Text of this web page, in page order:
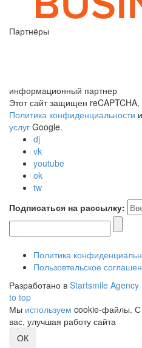
Партнёры
информационный партнер
Этот сайт защищен
Политика конфиденциальности и
услуг Google.
dj
vk
youtube
ok
tw
Подписаться на рассылку:
Политика
Пользовтельское
Разработано в Startsmile Agency
to top
Мы используем cookie-файлы.
вас, улучшая работу сайта
ОК